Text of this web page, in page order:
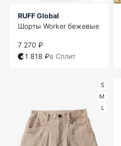
RUFF Global
Шорты Worker бежевые
7 270 ₽
1 818 ₽в Сплит
S
M
L